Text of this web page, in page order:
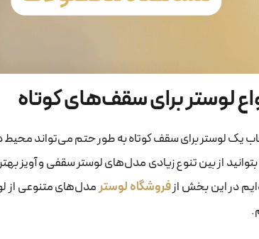
لوستر برای سقف‌های کوتاه
یک لوستر برای سقف کوتاه به طور حتم می‌تواند محیط
بتوانید از بین تنوع زیادی مدل‌های لوستر سقفی و آویز
در این بخش ازفروشگاه لوسترمدل‌های متنوعی از